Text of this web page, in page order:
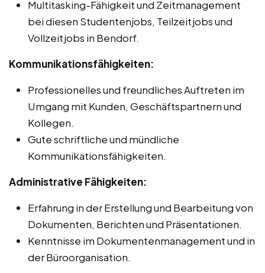
Multitasking-Fähigkeit und Zeitmanagement
bei diesen Studentenjobs, Teilzeitjobs und
Vollzeitjobs in Bendorf.
Kommunikationsfähigkeiten:
Professionelles und freundliches Auftreten im
Umgang mit Kunden, Geschäftspartnern und
Kollegen.
Gute schriftliche und mündliche
Kommunikationsfähigkeiten.
Administrative Fähigkeiten:
Erfahrung in der Erstellung und Bearbeitung von
Dokumenten, Berichten und Präsentationen.
Kenntnisse im Dokumentenmanagement und in
der Büroorganisation.